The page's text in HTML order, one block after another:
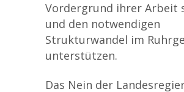
Vordergrund ihrer Arbeit
und den notwendigen
Strukturwandel im
unterstützen.
Das Nein der